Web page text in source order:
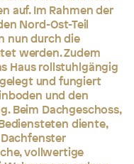
auf. Im Rahmen der
Nord-Ost-Teil
nun durch die
werden. Zudem
Haus rollstuhlgängig
und fungiert
und den
Beim Dachgeschoss,
diente,
vollwertige